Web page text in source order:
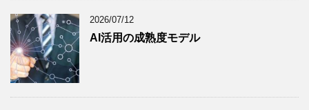
2026/07/12
AI活用の成熟度モデル